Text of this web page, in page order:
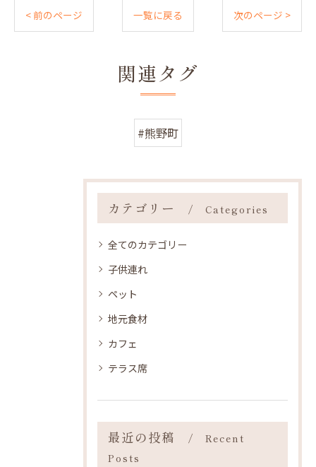
< 前のページ 一覧に戻る 次のページ >
関連タグ
#熊野町
カテゴリー Categories
全てのカテゴリー
子供連れ
ペット
地元食材
カフェ
テラス席
最近の投稿
Recent
Posts